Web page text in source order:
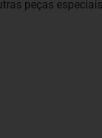
peças especiais